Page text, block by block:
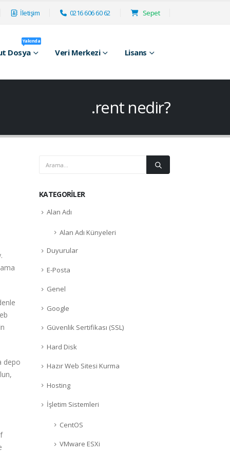
İletişim 0216 606 60 62 Sepet
Dosya
Yakında
Veri Merkezi Lisans
.rent nedir?
depo
KATEGORILER
Alan Adı
Alan Adı Künyeleri
Duyurular
E-Posta
Genel
Google
Güvenlik Sertifikası (SSL)
Hard Disk
Hazır Web Sitesi Kurma
Hosting
İşletim Sistemleri
CentOS
VMware ESXi